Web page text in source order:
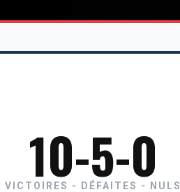
10-5-0
VICTOIRES - DÉFAITES - NULS